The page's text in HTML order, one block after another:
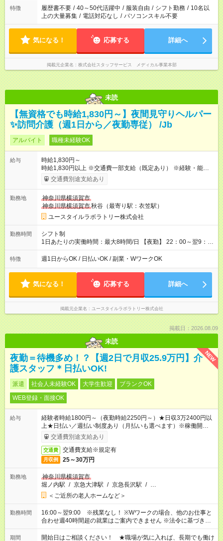
特徴 履歴書不要 / 40～50代活躍中 / 服装自由 / シフト勤務 / 10名以
上の大量募集 / 電話対応なし / パソコンスキル不要
気になる！ 応募する 詳細へ
掲載元企業名 株式会社スタッフサービス メディカル事業本部
未読
【無資格でも時給1,830円～】夜間見守りヘルパー
✨訪問介護（週1日から／夜勤専従） /Jb
アルバイト 職種未経験OK
給与
時給1,830円～
時給1,830円以上 ※交通費一部支給（既定あり） ※経験・能力を
考慮して決定します 【収入例】 週1回勤務の場合：1,830円×8時
間×4回=5万8,560円 週3回勤務の場合：1,830円×8時間×12回
月 ※ 雇用形態と給与に、本採用時と異なる部分があります。 雇
用形態：本採用時と同じです。 給与：時給 1,660円以上
交通費別途支給あり
勤務地
神奈川県横須賀市
神奈川県横須賀市秋谷（最寄り駅：衣笠駅）
ユースタイルラボラトリー株式会社
勤務時間
シフト制
1日あたりの実働時間：最大8時間/日 【夜勤】 22：00～翌9：
00 ※週1日～OK ／ 夜勤専従 ＊＊ 勤務時間例 ＊＊ ■22時か
ら翌7時 ■23時から翌8時 ■24時から翌9時 など ※上記の時間
ます。 ※曜日固定（毎週同じ曜日での勤務となります）
特徴 週1日からOK / 日払いOK / 副業・WワークOK
気になる！ 応募する 詳細へ
掲載元企業名 ユースタイルラボラトリー株式会社
掲載日：2026.08.09
未読
NEW
夜勤＝待機多め！？【週2日で月収25.9万円】介
護スタッフ＊日払いOK!
派遣 社会人未経験OK 大学生歓迎
ブランクOK
WEB登録・面接OK
給与
経験者時給1800円～（夜勤時給2250円～）★日収3万2400円以
上★日払い／週払い制度あり（月払いも選べます）※稼働開始時
は手続き完了次第のお支払いとなります。
交通費別途支給あり
交通費 交通費支給※規定有
月収例 25～30万円
勤務地
神奈川県横須賀市
堀ノ内駅 / 京急大津駅 / 京急長沢駅 / …
＜ご近所の老人ホームなど＞
勤務時間
16:00～翌9:00 ※残業なし！ ※Wワークの場合、他のお仕事と
合わせ週40時間超の就業はご案内できません ※法令に基づき、
週20時間以上勤務は社会保険への加入対象となります ※労働者
派遣法（日雇い派遣の原則禁止）により、短時間・短期間の就
期間 開始日はご相談ください！ ★職場が気に入れば、長期でも働け